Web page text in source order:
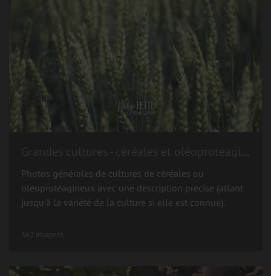
Grandes cultures - céréales et oléoprotéagineux
Photos générales de cultures de céréales ou
oléoprotéagineux avec une description précise (allant
jusqu'à la variété de la culture si elle est connue).
362 imagens